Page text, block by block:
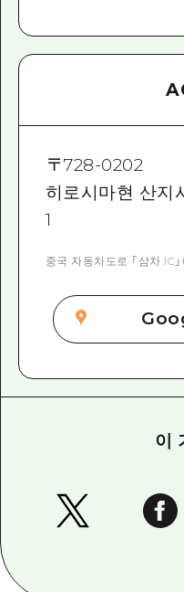
〒728-0202
히로시마현 산지
1
중국 자동차도로 「삼차 IC
이